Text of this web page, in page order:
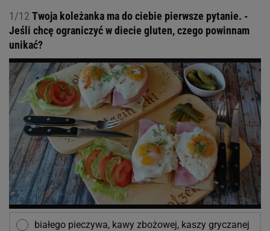
1/12 Twoja koleżanka ma do ciebie pierwsze pytanie. -
Jeśli chcę ograniczyć w diecie gluten, czego powinnam
unikać?
białego pieczywa, kawy zbożowej, kaszy gryczanej